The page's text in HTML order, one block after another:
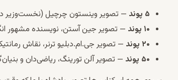
۵ پوند
— تصویر وینستون چرچیل (نخست‌وزیر
۱۰ پوند
— تصویر جین آستن، نویسنده مشهور
۲۰ پوند
— تصویر جی.‌ام.‌دبلیو ترنر، نقاش
۵۰ پوند
— تصویر آلن تورینگ، ریاضی‌دان و